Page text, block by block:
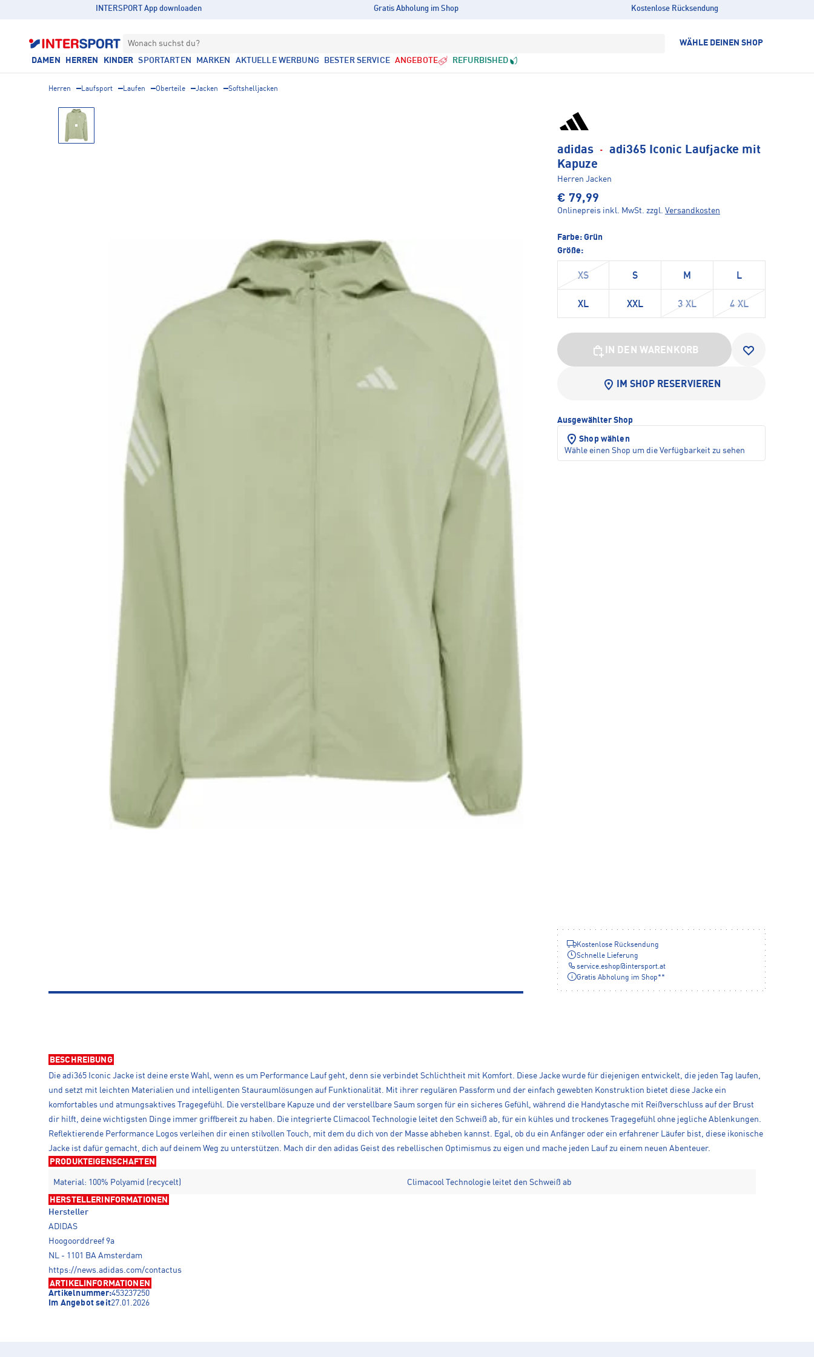
INTERSPORT App downloaden Gratis Abholung im Shop Kostenlose Rücksendung
Wonach suchst du? WÄHLE DEINEN SHOP
DAMEN HERREN KINDER SPORTARTEN MARKEN AKTUELLE WERBUNG BESTER SERVICE ANGEBOTE REFURBISHED
Herren Laufsport Laufen Oberteile Jacken Softshelljacken
adidas · adi365 Iconic Laufjacke mit
Kapuze
Herren Jacken
€ 79,99
Onlinepreis inkl. MwSt. zzgl. Versandkosten
Farbe: Grün
Größe:
XS S M L
XL XXL 3 XL 4 XL
IN DEN WARENKORB
IM SHOP RESERVIEREN
Ausgewählter Shop
Shop wählen
Wähle einen Shop um die Verfügbarkeit zu sehen
Kostenlose Rücksendung
Schnelle Lieferung
service.eshop@ intersport.at
Gratis Abholung im Shop**
BESCHREIBUNG
Die adi365 Iconic Jacke ist deine erste Wahl, wenn es um Performance Lauf geht, denn sie verbindet Schlichtheit mit Komfort. Diese Jacke wurde für diejenigen entwickelt, die jeden Tag laufen,
und setzt mit leichten Materialien und intelligenten Stauraumlösungen auf Funktionalität. Mit ihrer regulären Passform und der einfach gewebten Konstruktion bietet diese Jacke ein
komfortables und atmungsaktives Tragegefühl. Die verstellbare Kapuze und der verstellbare Saum sorgen für ein sicheres Gefühl, während die Handytasche mit Reißverschluss auf der Brust
dir hilft, deine wichtigsten Dinge immer griffbereit zu haben. Die integrierte Climacool Technologie leitet den Schweiß ab, für ein kühles und trockenes Tragegefühl ohne jegliche Ablenkungen.
Reflektierende Performance Logos verleihen dir einen stilvollen Touch, mit dem du dich von der Masse abheben kannst. Egal, ob du ein Anfänger oder ein erfahrener Läufer bist, diese ikonische
Jacke ist dafür gemacht, dich auf deinem Weg zu unterstützen. Mach dir den adidas Geist des rebellischen Optimismus zu eigen und mache jeden Lauf zu einem neuen Abenteuer.
PRODUKTEIGENSCHAFTEN
Material: 100% Polyamid (recycelt) Climacool Technologie leitet den Schweiß ab
HERSTELLERINFORMATIONEN
Hersteller
ADIDAS
Hoogoorddreef 9a
NL - 1101 BA Amsterdam
https://news.adidas.com/contactus
ARTIKELINFORMATIONEN
Artikelnummer:453237250
Im Angebot seit27.01.2026